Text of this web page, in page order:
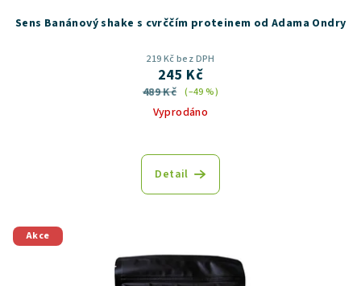
Sens Banánový shake s cvrččím proteinem od Adama Ondry
219 Kč bez DPH
245 Kč
489 Kč (–49 %)
Vyprodáno
hodnocení
produktu
hvězdiček.
Detail
Akce